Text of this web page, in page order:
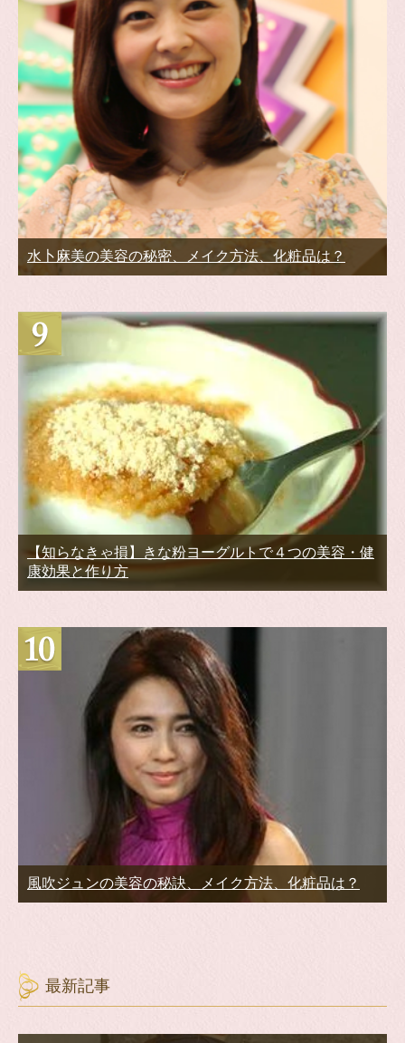
水卜麻美の美容の秘密、メイク方法、化粧品は？
【知らなきゃ損】きな粉ヨーグルトで４つの美容・健
康効果と作り方
風吹ジュンの美容の秘訣、メイク方法、化粧品は？
最新記事